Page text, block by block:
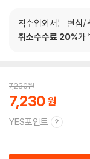
직수입외서는 변심/
취소수수료 20%가
7,230원
7,230
YES포인트